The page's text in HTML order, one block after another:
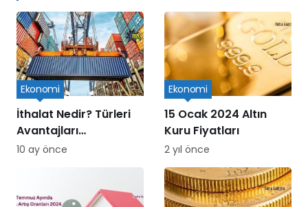
İthalat Nedir? Türleri
Avantajları
Dezavantajları ve
Ekonomi
10 ay önce
15 Ocak 2024 Altın
Kuru Fiyatları
Ekonomi
2 yıl önce